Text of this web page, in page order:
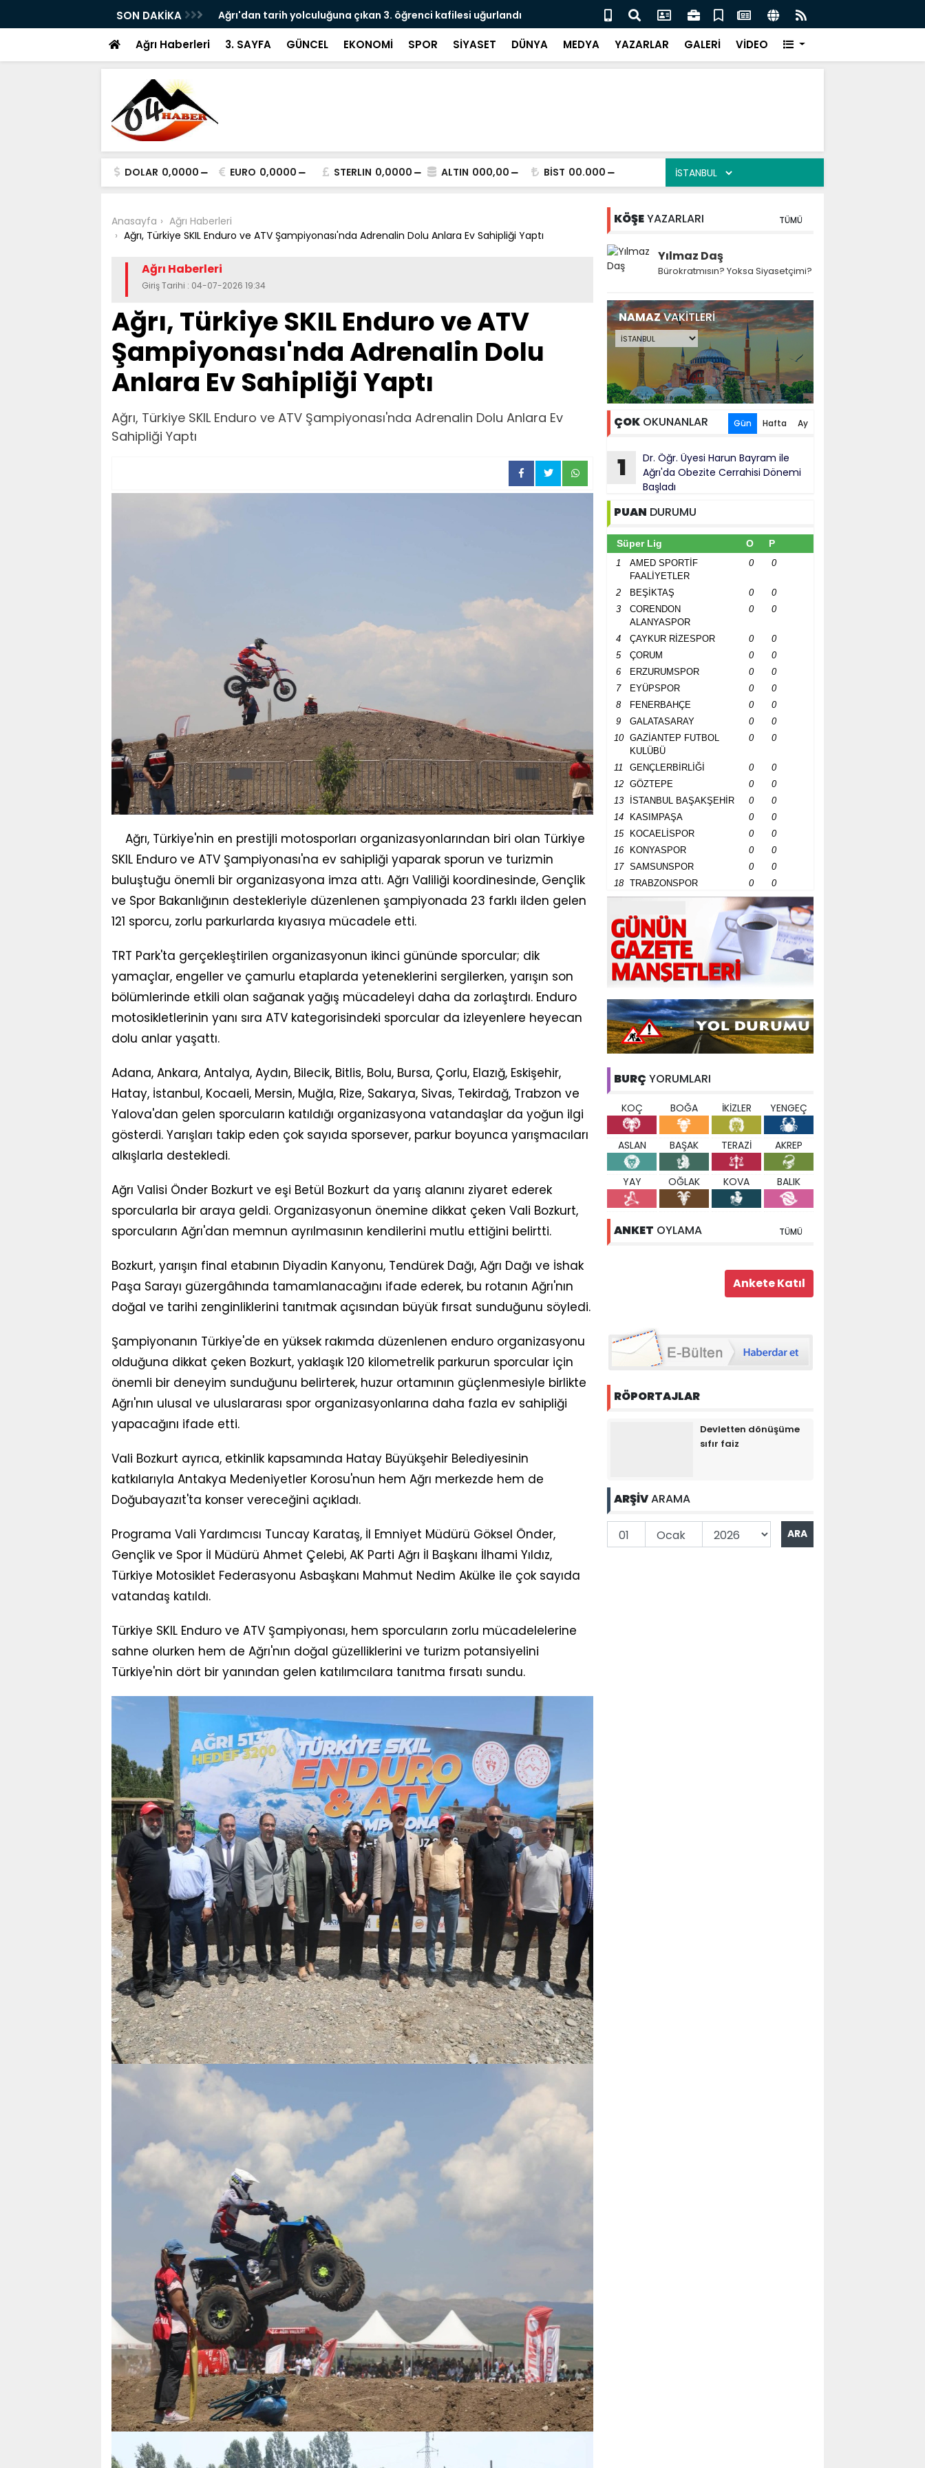
SON DAKİKA
ile Ağrı'da Obezite Cerrahisi Dönemi Ağrı'dan tarih yolculuğuna çıkan 3. öğrenci kafilesi uğurlandı
Doğubayazıt Kekiği İçin Tarihi Adım: Coğrafi İşaret ve Markalaşma
Süreci Başladı
Ağrı Haberleri 3. SAYFA GÜNCEL EKONOMİ SPOR SİYASET DÜNYA MEDYA YAZARLAR GALERİ VİDEO
DOLAR 0,0000 EURO 0,0000 STERLIN 0,0000 ALTIN 000,00 BİST 00.000
Anasayfa
Ağrı Haberleri
Ağrı, Türkiye SKIL Enduro ve ATV Şampiyonası'nda Adrenalin Dolu Anlara Ev Sahipliği Yaptı
Ağrı Haberleri
Giriş Tarihi : 04-07-2026 19:34
Ağrı, Türkiye SKIL Enduro ve ATV
Şampiyonası'nda Adrenalin Dolu
Anlara Ev Sahipliği Yaptı
Ağrı, Türkiye SKIL Enduro ve ATV Şampiyonası'nda Adrenalin Dolu Anlara Ev
Sahipliği Yaptı
Ağrı, Türkiye'nin en prestijli motosporları organizasyonlarından biri olan Türkiye
SKIL Enduro ve ATV Şampiyonası'na ev sahipliği yaparak sporun ve turizmin
buluştuğu önemli bir organizasyona imza attı. Ağrı Valiliği koordinesinde, Gençlik
ve Spor Bakanlığının destekleriyle düzenlenen şampiyonada 23 farklı ilden gelen
121 sporcu, zorlu parkurlarda kıyasıya mücadele etti.
TRT Park'ta gerçekleştirilen organizasyonun ikinci gününde sporcular; dik
yamaçlar, engeller ve çamurlu etaplarda yeteneklerini sergilerken, yarışın son
bölümlerinde etkili olan sağanak yağış mücadeleyi daha da zorlaştırdı. Enduro
motosikletlerinin yanı sıra ATV kategorisindeki sporcular da izleyenlere heyecan
dolu anlar yaşattı.
Adana, Ankara, Antalya, Aydın, Bilecik, Bitlis, Bolu, Bursa, Çorlu, Elazığ, Eskişehir,
Hatay, İstanbul, Kocaeli, Mersin, Muğla, Rize, Sakarya, Sivas, Tekirdağ, Trabzon ve
Yalova'dan gelen sporcuların katıldığı organizasyona vatandaşlar da yoğun ilgi
gösterdi. Yarışları takip eden çok sayıda sporsever, parkur boyunca yarışmacıları
alkışlarla destekledi.
Ağrı Valisi Önder Bozkurt ve eşi Betül Bozkurt da yarış alanını ziyaret ederek
sporcularla bir araya geldi. Organizasyonun önemine dikkat çeken Vali Bozkurt,
sporcuların Ağrı'dan memnun ayrılmasının kendilerini mutlu ettiğini belirtti.
Bozkurt, yarışın final etabının Diyadin Kanyonu, Tendürek Dağı, Ağrı Dağı ve İshak
Paşa Sarayı güzergâhında tamamlanacağını ifade ederek, bu rotanın Ağrı'nın
doğal ve tarihi zenginliklerini tanıtmak açısından büyük fırsat sunduğunu söyledi.
Şampiyonanın Türkiye'de en yüksek rakımda düzenlenen enduro organizasyonu
olduğuna dikkat çeken Bozkurt, yaklaşık 120 kilometrelik parkurun sporcular için
önemli bir deneyim sunduğunu belirterek, huzur ortamının güçlenmesiyle birlikte
Ağrı'nın ulusal ve uluslararası spor organizasyonlarına daha fazla ev sahipliği
yapacağını ifade etti.
Vali Bozkurt ayrıca, etkinlik kapsamında Hatay Büyükşehir Belediyesinin
katkılarıyla Antakya Medeniyetler Korosu'nun hem Ağrı merkezde hem de
Doğubayazıt'ta konser vereceğini açıkladı.
Programa Vali Yardımcısı Tuncay Karataş, İl Emniyet Müdürü Göksel Önder,
Gençlik ve Spor İl Müdürü Ahmet Çelebi, AK Parti Ağrı İl Başkanı İlhami Yıldız,
Türkiye Motosiklet Federasyonu Asbaşkanı Mahmut Nedim Akülke ile çok sayıda
vatandaş katıldı.
Türkiye SKIL Enduro ve ATV Şampiyonası, hem sporcuların zorlu mücadelelerine
sahne olurken hem de Ağrı'nın doğal güzelliklerini ve turizm potansiyelini
Türkiye'nin dört bir yanından gelen katılımcılara tanıtma fırsatı sundu.
KÖŞEYAZARLARI TÜMÜ
Yılmaz Daş
Bürokratmısın? Yoksa Siyasetçimi?
NAMAZVAKİTLERİ
ÇOK OKUNANLAR Gün Hafta Ay
1
Dr. Öğr. Üyesi Harun Bayram ile
Ağrı'da Obezite Cerrahisi Dönemi
Başladı
PUAN DURUMU
Süper Lig O P
1
AMED SPORTİF
FAALİYETLER
0 0
2 BEŞİKTAŞ 0
0
3
CORENDON
ALANYASPOR
0 0
4 ÇAYKUR RİZESPOR 0
0
5
ÇORUM 0
0
6
ERZURUMSPOR 0
0
7
EYÜPSPOR 0
0
8
FENERBAHÇE 0
0
9
GALATASARAY 0
0
10
GAZİANTEP FUTBOL
KULÜBÜ
0 0
11 GENÇLERBİRLİĞİ 0
0
12
GÖZTEPE 0
0
13
İSTANBUL BAŞAKŞEHİR 0
0
14
KASIMPAŞA 0
0
15
KOCAELİSPOR 0
0
16
KONYASPOR 0
0
17
SAMSUNSPOR 0
0
18
TRABZONSPOR 0 0
BURÇ YORUMLARI
KOÇ BOĞA İKİZLER YENGEÇ
ASLAN BAŞAK TERAZİ AKREP
YAY OĞLAK KOVA BALIK
ANKET OYLAMA TÜMÜ
RÖPORTAJLAR
Devletten dönüşüme
sıfır faiz
ARŞİVARAMA